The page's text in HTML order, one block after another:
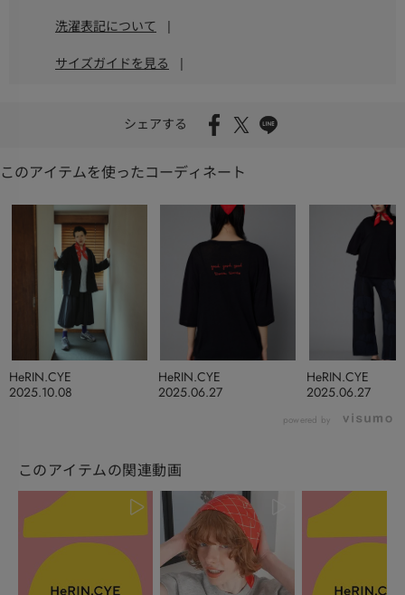
洗濯表記について |
サイズガイドを見る |
シェアする
このアイテムを使ったコーディネート
2025.10.08
HeRIN.CYE
2025.06.27
HeRIN.CYE
2025.06.27
HeRIN.CYE
powered by
このアイテムの関連動画